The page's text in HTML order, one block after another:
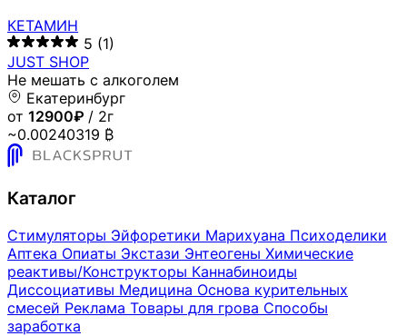
КЕТАМИН
5 (1)
JUST SHOP
Не мешать с алкоголем
Екатеринбург
от 12900₽ / 2г
~0.00240319 ₿
Каталог
Стимуляторы Эйфоретики Марихуана Психоделики
Аптека Опиаты Экстази Энтеогены Химические
реактивы/Конструкторы Каннабиноиды
Диссоциативы Медицина Основа курительных
смесей Реклама Товары для грова Способы
заработка